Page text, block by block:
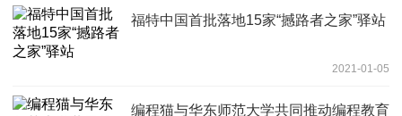
福特中国首批落地15家“撼路者之家”驿站
2021-01-05
编程猫与华东师范大学共同推动编程教育